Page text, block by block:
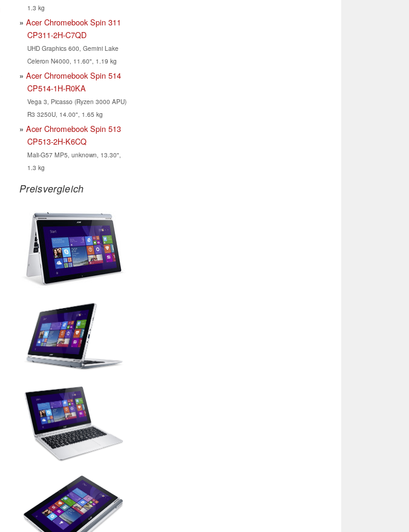
1.3 kg
Acer Chromebook Spin 311
CP311-2H-C7QD
UHD Graphics 600, Gemini Lake
Celeron N4000, 11.60", 1.19 kg
Acer Chromebook Spin 514
CP514-1H-R0KA
Vega 3, Picasso (Ryzen 3000 APU)
R3 3250U, 14.00", 1.65 kg
Acer Chromebook Spin 513
CP513-2H-K6CQ
Mali-G57 MP5, unknown, 13.30",
1.3 kg
Preisvergleich